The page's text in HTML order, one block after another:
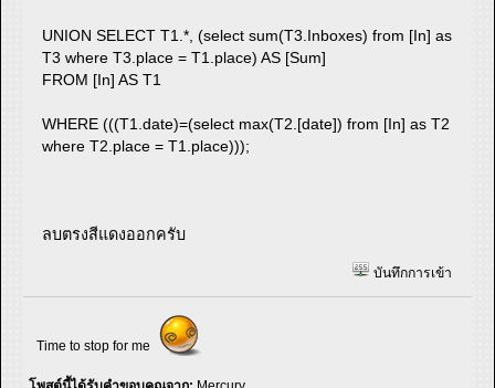
UNION SELECT T1.*, (select sum(T3.Inboxes) from [In] as
T3 where T3.place = T1.place) AS [Sum]
FROM [In] AS T1
WHERE (((T1.date)=(select max(T2.[date]) from [In] as T2
where T2.place = T1.place)));
ลบตรงสีแดงออกครับ
บันทึกการเข้า
Time to stop for me